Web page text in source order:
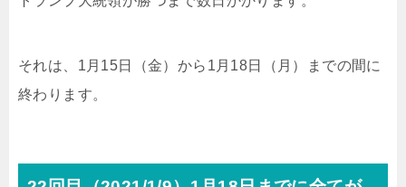
それは、1月15日（金）から1月18日（月）までの間に
終わります。